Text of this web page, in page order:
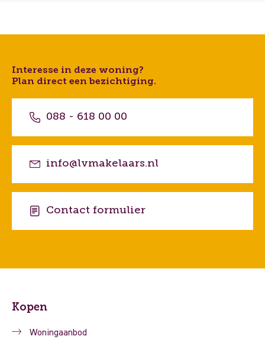
Interesse in deze woning?
Plan direct een bezichtiging.
088 - 618 00 00
info@lvmakelaars.nl
Contact formulier
Kopen
Woningaanbod